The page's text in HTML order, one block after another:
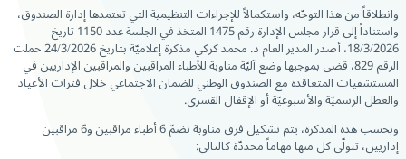
وانطلاقاً من هذا التوجّه، واستكمالاً للإجراءات التنظيمية التي تعتمدها إدارة الصندوق،
واستناداً إلى قرار مجلس الإدارة رقم 1475 المتخذ في الجلسة عدد 1150 تاريخ
18/3/2026، أصدر المدير العام د. محمد كركي مذكرة إعلاميّة بتاريخ 24/3/2026 حملت
الرقم 829، قضى بموجبها وضع آليّة مناوبة للأطباء المراقبين والمراقبين الإداريين في
المستشفيات المتعاقدة مع الصندوق الوطني للضمان الاجتماعي خلال فترات الأعياد
والعطل الرسميّة والأسبوعيّة أو الإقفال القسري.
وبحسب هذه المذكرة، يتم تشكيل فرق مناوبة تضمّ 6 أطباء مراقبين و6 مراقبين
إداريين، تتولّى كل منها مهاماً محددّة كالتالي: